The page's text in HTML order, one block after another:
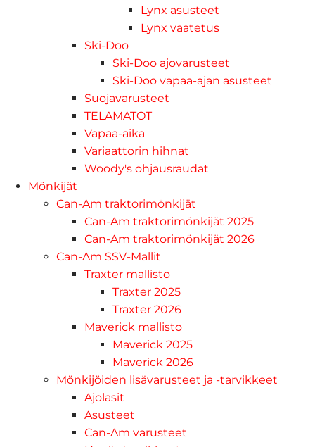
Lynx asusteet
Lynx vaatetus
Ski-Doo
Ski-Doo ajovarusteet
Ski-Doo vapaa-ajan asusteet
Suojavarusteet
TELAMATOT
Vapaa-aika
Variaattorin hihnat
Woody's ohjausraudat
Mönkijät
Can-Am traktorimönkijät
Can-Am traktorimönkijät 2025
Can-Am traktorimönkijät 2026
Can-Am SSV-Mallit
Traxter mallisto
Traxter 2025
Traxter 2026
Maverick mallisto
Maverick 2025
Maverick 2026
Mönkijöiden lisävarusteet ja -tarvikkeet
Ajolasit
Asusteet
Can-Am varusteet